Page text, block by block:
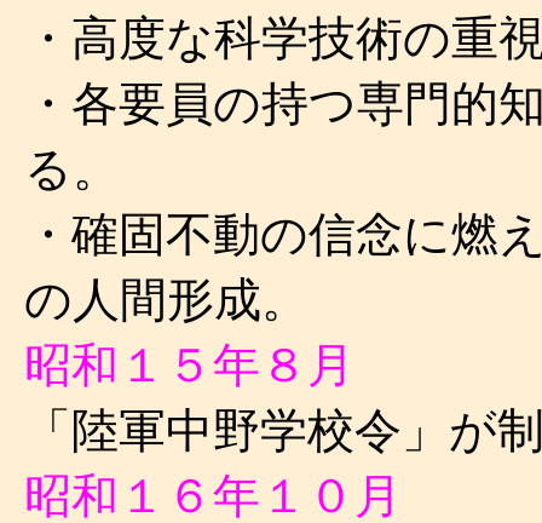
・高度な科学技術の重
・各要員の持つ専門的
る。
・確固不動の信念に燃
の人間形成。
昭和１５年８月
「陸軍中野学校令」が
昭和１６年１０月